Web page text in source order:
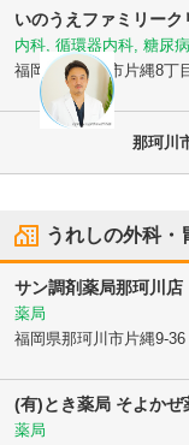
いのうえファミリーク
内科, 循環器内科, 糖尿
福岡県那珂川市片縄8丁
那珂川
うれしの外科・
サン調剤薬局那珂川店
薬局
福岡県那珂川市片縄9-36
(有)とき薬局 そよかぜ
薬局